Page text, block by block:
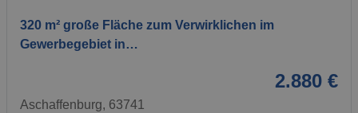
320 m² große Fläche zum Verwirklichen im
Gewerbegebiet in…
2.880 €
Aschaffenburg, 63741